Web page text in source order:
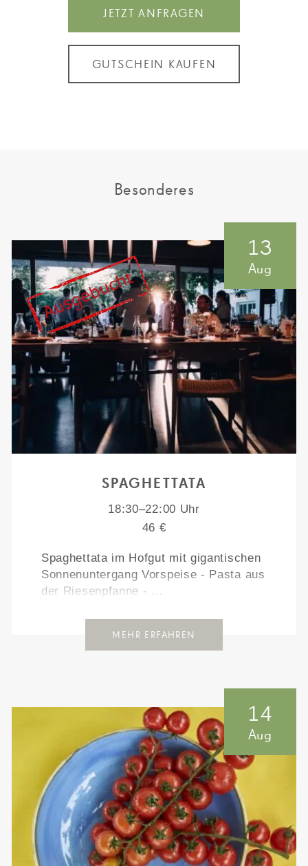
JETZT ANFRAGEN
GUTSCHEIN KAUFEN
Besonderes
13
Aug
SPAGHETTATA
18:30–22:00 Uhr
46 €
Spaghettata im Hofgut mit gigantischen
Sonnenuntergang Vorspeise - Pasta aus
der Riesenpfanne - …
MEHR ERFAHREN
14
Aug